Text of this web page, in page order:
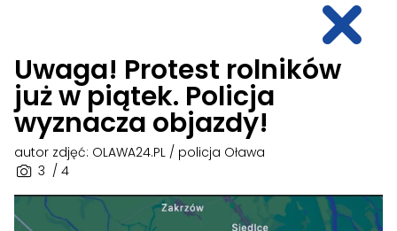
Uwaga! Protest rolników
już w piątek. Policja
wyznacza objazdy!
3 / 4
autor zdjęć: OLAWA24.PL / policja Oława